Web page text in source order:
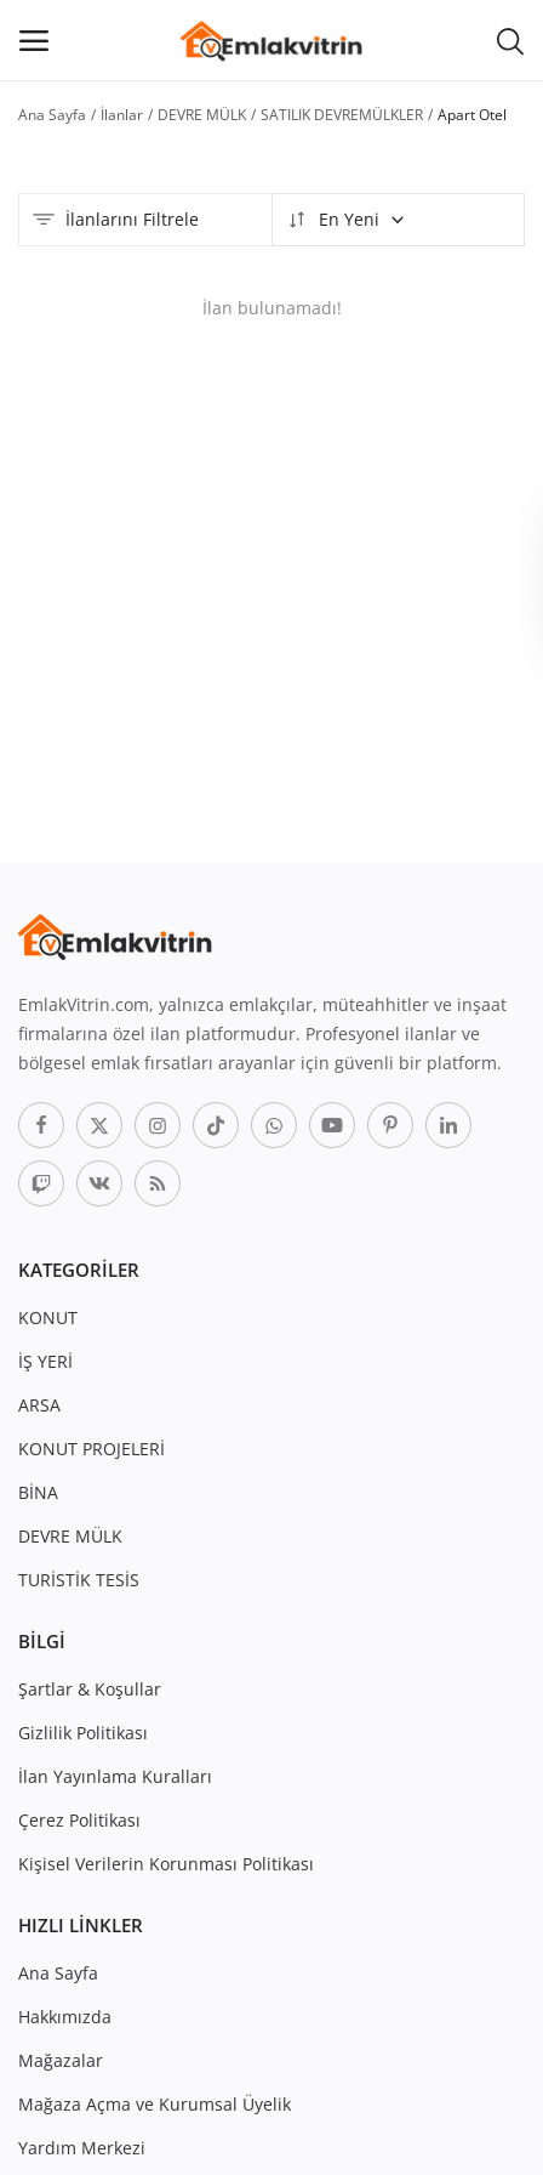
İlan
Ana menü
Ana Sayfa İlanlar DEVRE MÜLK SATILIK DEVREMÜLKLER Apart Otel
İlanlarını Filtrele En Yeni
İlan bulunamadı!
EmlakVitrin.com, yalnızca emlakçılar, müteahhitler ve inşaat
firmalarına özel ilan platformudur. Profesyonel ilanlar ve
bölgesel emlak fırsatları arayanlar için güvenli bir platform.
KATEGORILER
KONUT
İŞ YERİ
ARSA
KONUT PROJELERİ
BİNA
DEVRE MÜLK
TURİSTİK TESİS
BILGI
Şartlar & Koşullar
Gizlilik Politikası
İlan Yayınlama Kuralları
Çerez Politikası
Kişisel Verilerin Korunması Politikası
HIZLI LINKLER
Ana Sayfa
Hakkımızda
Mağazalar
Mağaza Açma ve Kurumsal Üyelik
Yardım Merkezi